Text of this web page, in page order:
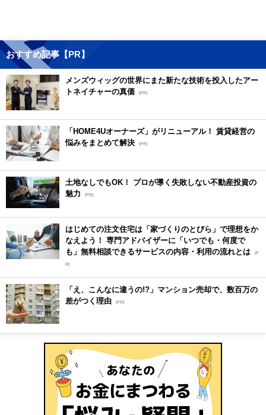
おすすめ記事【PR】
メンズウィッグの世界にまた新たな技術を投入したアー
トネイチャーの真価 [PR]
「HOME4Uオーナーズ」がリニューアル！ 賃貸経営の
悩みをまとめて解決 [PR]
土地なしでもOK！ プロが導く失敗しない不動産投資の
魅力
[PR]
はじめての注文住宅は「家づくりのとびら」で理想をか
なえよう！ 専門アドバイザーに「いつでも・何度で
も」無料相談できるサービスの内容・利用の流れとは [P
R]
「え、こんなに違うの!?」マンション売却で、数百万の
差がつく理由 [PR]